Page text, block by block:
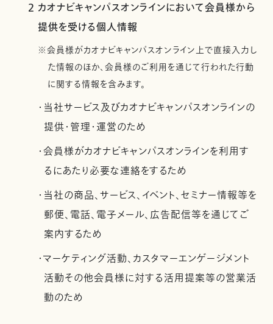
2 カオナビキャンパスオンラインにおいて会員様から
提供を受ける個人情報
※会員様がカオナビキャンパスオンライン上で直接入力し
た情報のほか、会員様のご利用を通じて行われた行動
に関する情報を含みます。
・当社サービス及びカオナビキャンパスオンラインの
提供・管理・運営のため
・会員様がカオナビキャンパスオンラインを利用す
るにあたり必要な連絡をするため
・当社の商品、サービス、イベント、セミナー情報等を
郵便、電話、電子メール、広告配信等を通じてご
案内するため
・マーケティング活動、カスタマーエンゲージメント
活動その他会員様に対する活用提案等の営業活
動のため